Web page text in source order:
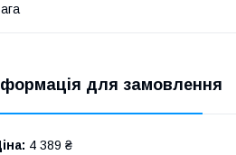
для замовлення
4 389 ₴